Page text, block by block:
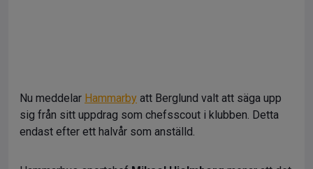
Nu meddelar Hammarby att Berglund valt att säga upp
sig från sitt uppdrag som chefsscout i klubben. Detta
endast efter ett halvår som anställd.